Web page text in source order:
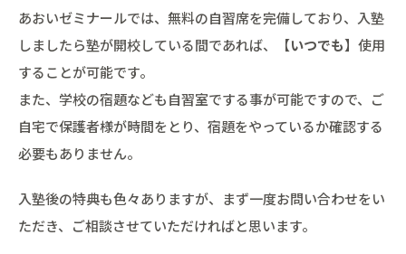
あおいゼミナールでは、無料の自習席を完備しており、入塾
しましたら塾が開校している間であれば、【いつでも】使用
することが可能です。
また、学校の宿題なども自習室でする事が可能ですので、ご
自宅で保護者様が時間をとり、宿題をやっているか確認する
必要もありません。
入塾後の特典も色々ありますが、まず一度お問い合わせをい
ただき、ご相談させていただければと思います。